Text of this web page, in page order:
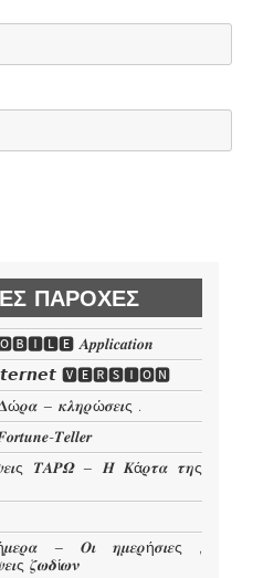
ΠΑΡΟΧΈΣ
𝜜𝒑𝒑𝒍𝒊𝒄𝒂𝒕𝒊𝒐𝒏
🆅🅴🆁🆂🅸🅾🅽
– 𝜿𝝀𝜼𝝆ώ𝝈𝜺𝜾ς .
𝑻𝒆𝒍𝒍𝒆𝒓
𝜯𝜜𝜬𝜴 – 𝜢 𝜥ά𝝆𝝉𝜶 𝝉𝜼ς
– 𝜪𝜾 𝜼𝝁𝜺𝝆ή𝝈𝜾𝜺ς ,
𝜻𝝎𝜹ί𝝎𝝂